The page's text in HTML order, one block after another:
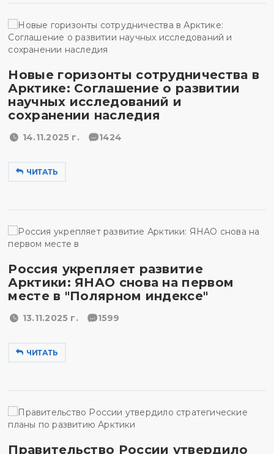
Новые горизонты сотрудничества в
Арктике: Соглашение о развитии
научных исследований и
сохранении наследия
14.11.2025 г. 1424
ЧИТАТЬ
Россия укрепляет развитие
Арктики: ЯНАО снова на первом
месте в "Полярном индексе"
13.11.2025 г. 1599
ЧИТАТЬ
Правительство России утвердило